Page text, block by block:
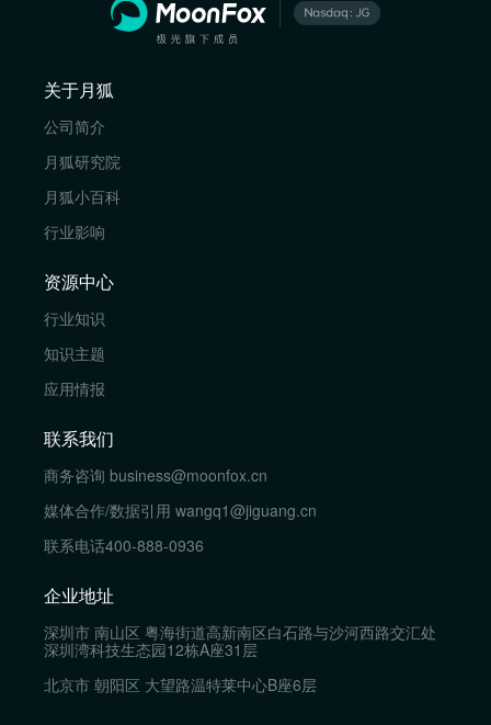
关于月狐
公司简介
月狐研究院
月狐小百科
行业影响
资源中心
行业知识
知识主题
应用情报
联系我们
商务咨询 business@moonfox.cn
媒体合作/数据引用 wangq1@jiguang.cn
联系电话400-888-0936
企业地址
深圳市 南山区 粤海街道高新南区白石路与沙河西路交汇处
深圳湾科技生态园12栋A座31层
北京市 朝阳区 大望路温特莱中心B座6层